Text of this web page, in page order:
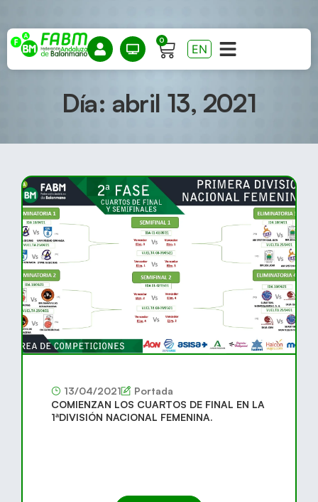
0
EN
Día: abril 13, 2021
13/04/2021
Portada
COMIENZAN LOS CUARTOS DE FINAL EN LA
1ªDIVISIÓN NACIONAL FEMENINA.